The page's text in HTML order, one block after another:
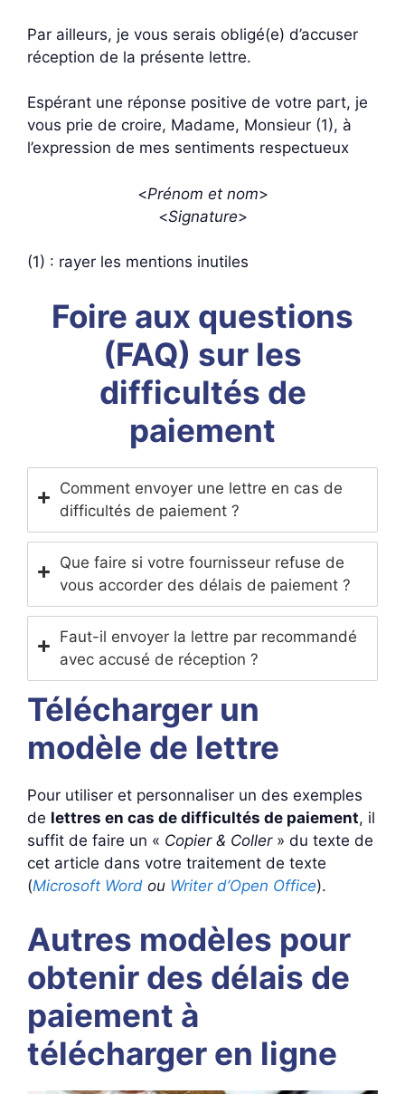
Par ailleurs, je vous serais obligé(e) d’accuser
réception de la présente lettre.
Espérant une réponse positive de votre part, je
vous prie de croire, Madame, Monsieur (1), à
l’expression de mes sentiments respectueux
<Prénom et nom>
<Signature>
(1) : rayer les mentions inutiles
Foire aux questions
(FAQ) sur les
difficultés de
paiement
Comment envoyer une lettre en cas de
difficultés de paiement ?
Que faire si votre fournisseur refuse de
vous accorder des délais de paiement ?
Faut-il envoyer la lettre par recommandé
avec accusé de réception ?
Télécharger un
modèle de lettre
Pour utiliser et personnaliser un des exemples
de lettres en cas de difficultés de paiement, il
suffit de faire un « Copier & Coller» du texte de
cet article dans votre traitement de texte
(Microsoft Word ou Writer d’Open Office).
Autres modèles pour
obtenir des délais de
paiement à
télécharger en ligne